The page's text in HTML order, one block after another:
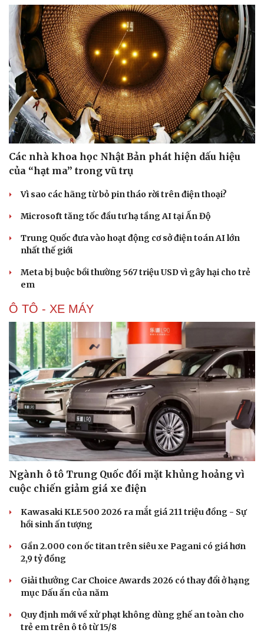
Văn hóa
Sân khấu - Điện ảnh
Văn học
Âm nhạc
Di sản
Giải trí
Nghệ sĩ
Thời trang
Sao Việt
Các nhà khoa học Nhật Bản phát hiện dấu hiệu
của “hạt ma” trong vũ trụ
Vì sao các hãng từ bỏ pin tháo rời trên điện thoại?
Microsoft tăng tốc đầu tư hạ tầng AI tại Ấn Độ
Trung Quốc đưa vào hoạt động cơ sở điện toán AI lớn
nhất thế giới
Meta bị buộc bồi thường 567 triệu USD vì gây hại cho trẻ
em
Ô TÔ - XE MÁY
Ngành ô tô Trung Quốc đối mặt khủng hoảng vì
cuộc chiến giảm giá xe điện
Kawasaki KLE 500 2026 ra mắt giá 211 triệu đồng - Sự
hồi sinh ấn tượng
Gần 2.000 con ốc titan trên siêu xe Pagani có giá hơn
2,9 tỷ đồng
Giải thưởng Car Choice Awards 2026 có thay đổi ở hạng
mục Dấu ấn của năm
Quy định mới về xử phạt không dùng ghế an toàn cho
trẻ em trên ô tô từ 15/8